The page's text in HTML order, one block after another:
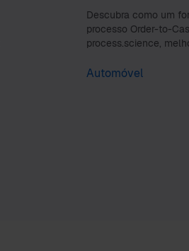
Descubra como um
processo Order-to-
process.science,
Automóvel